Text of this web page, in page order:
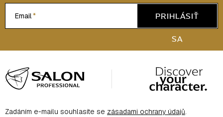
Email
PRIHLÁSIŤ
SA
á
p
äZadáním e-mailu souhlasíte se zásadami ochrany údajů.